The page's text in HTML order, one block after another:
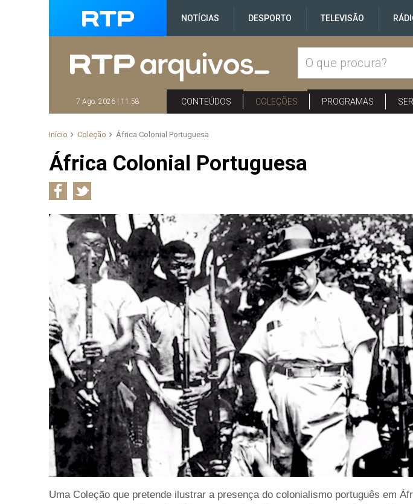
NOTÍCIAS DESPORTO TELEVISÃO
7 Ago. 2026 | 11:58 CONTEÚDOS COLEÇÕES PROGRAMAS
Início Coleção África Colonial Portuguesa
África Colonial Portuguesa
Uma Coleção que pretende ilustrar a presença do colonialismo português em